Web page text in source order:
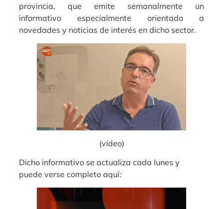
provincia, que emite semanalmente un
informativo especialmente orientado a
novedades y noticias de interés en dicho sector.
(vídeo)
Dicho informativo se actualiza cada lunes y
puede verse completo aquí: